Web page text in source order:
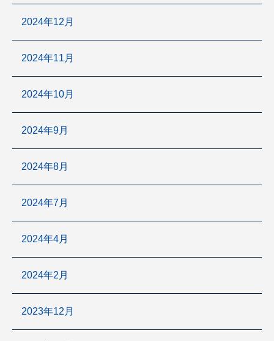
2024年12月
2024年11月
2024年10月
2024年9月
2024年8月
2024年7月
2024年4月
2024年2月
2023年12月